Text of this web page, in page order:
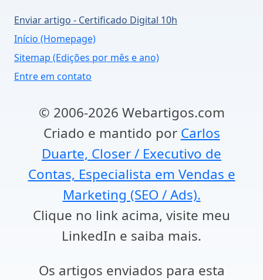
Enviar artigo - Certificado Digital 10h
Início (Homepage)
Sitemap (Edições por mês e ano)
Entre em contato
© 2006-2026 Webartigos.com
Criado e mantido por Carlos
Duarte, Closer / Executivo de
Contas, Especialista em Vendas e
Marketing (SEO / Ads).
Clique no link acima, visite meu
LinkedIn e saiba mais.
Os artigos enviados para esta